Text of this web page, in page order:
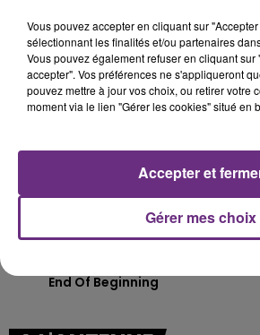
LYKKE LI
I Follow Rivers
9h20
9h20
End Of Beginning
9h18
9h18
Vous pouvez accepter en cliquant sur
sélectionnant les finalités et/ou partenaires
Vous pouvez également refuser en cliquant sur
accepter". Vos préférences ne s'appliqueront
pouvez mettre à jour vos choix, ou retirer votre
moment via le lien "Gérer les cookies" situé en
Gérer mes choix
Accepter et